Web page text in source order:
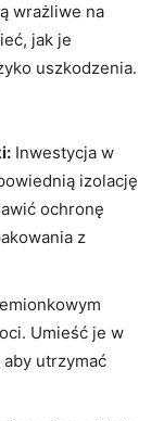
wrażliwe‍ na
jak‌ je
uszkodzenia.
Inwestycja w
izolację
ochronę
z
Umieść je w​
utrzymać